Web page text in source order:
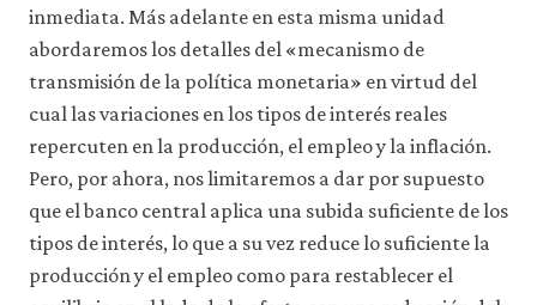
inmediata. Más adelante en esta misma unidad
abordaremos los detalles del «mecanismo de
transmisión de la política monetaria» en virtud del
cual las variaciones en los tipos de interés reales
repercuten en la producción, el empleo y la inflación.
Pero, por ahora, nos limitaremos a dar por supuesto
que el banco central aplica una subida suficiente de los
tipos de interés, lo que a su vez reduce lo suficiente la
producción y el empleo como para restablecer el